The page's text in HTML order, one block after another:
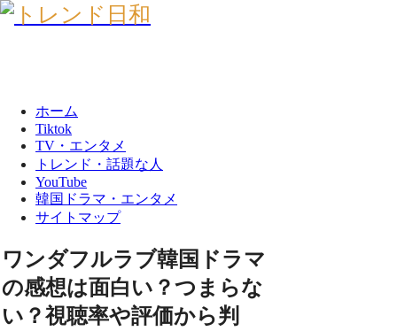
ホーム
Tiktok
TV・エンタメ
トレンド・話題な人
YouTube
韓国ドラマ・エンタメ
サイトマップ
ワンダフルラブ韓国ドラマ
の感想は面白い？つまらな
い？視聴率や評価から判